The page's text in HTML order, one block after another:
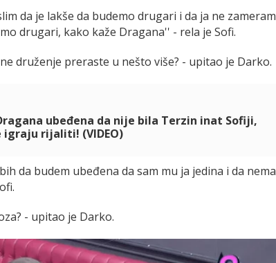
da je lakše da budemo drugari i da ja ne zameram
drugari, kako kaže Dragana'' - rela je Sofi.
druženje preraste u nešto više? - upitao je Darko.
ubeđena da nije bila Terzin inat Sofiji,
igraju rijaliti! (VIDEO)
da budem ubeđena da sam mu ja jedina i da nema
- upitao je Darko.